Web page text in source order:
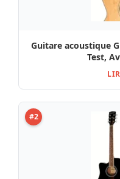
Guitare acoustique
Test,
#2